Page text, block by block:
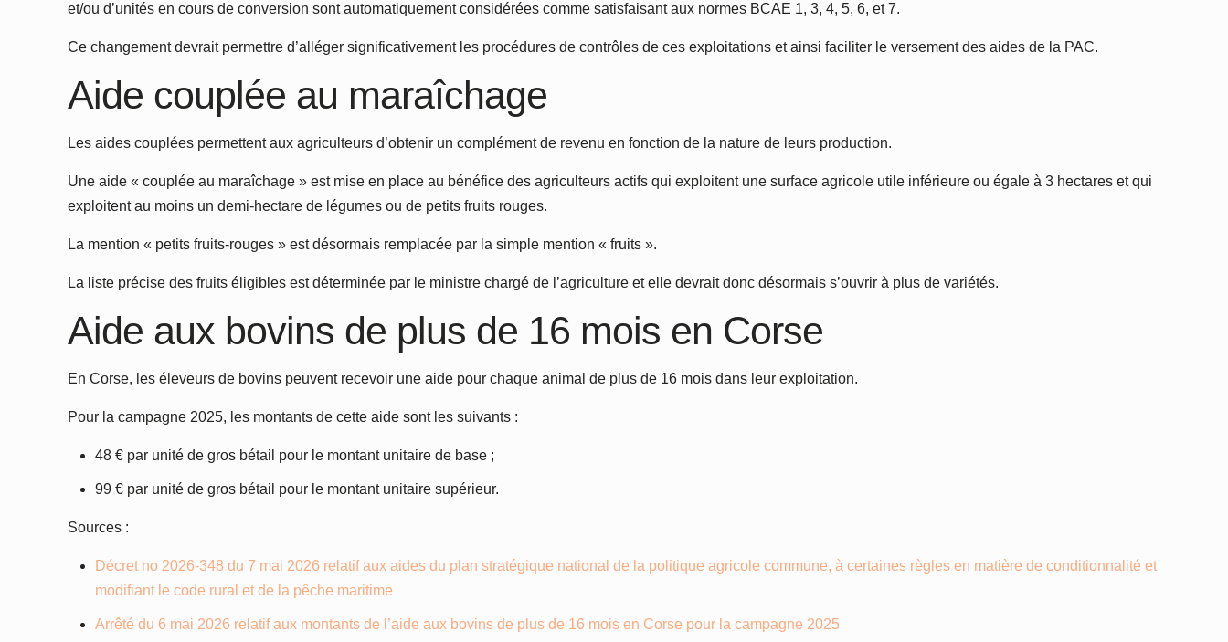
et/ou d’unités en cours de conversion sont automatiquement considérées comme satisfaisant aux normes BCAE 1, 3, 4, 5, 6, et 7.
Ce changement devrait permettre d’alléger significativement les procédures de contrôles de ces exploitations et ainsi faciliter le versement des aides de la PAC.
Aide couplée au maraîchage
Les aides couplées permettent aux agriculteurs d’obtenir un complément de revenu en fonction de la nature de leurs production.
Une aide « couplée au maraîchage » est mise en place au bénéfice des agriculteurs actifs qui exploitent une surface agricole utile inférieure ou égale à 3 hectares et qui
exploitent au moins un demi-hectare de légumes ou de petits fruits rouges.
La mention « petits fruits-rouges » est désormais remplacée par la simple mention « fruits ».
La liste précise des fruits éligibles est déterminée par le ministre chargé de l’agriculture et elle devrait donc désormais s’ouvrir à plus de variétés.
Aide aux bovins de plus de 16 mois en Corse
En Corse, les éleveurs de bovins peuvent recevoir une aide pour chaque animal de plus de 16 mois dans leur exploitation.
Pour la campagne 2025, les montants de cette aide sont les suivants :
48 € par unité de gros bétail pour le montant unitaire de base ;
99 € par unité de gros bétail pour le montant unitaire supérieur.
Sources :
Décret no 2026-348 du 7 mai 2026 relatif aux aides du plan stratégique national de la politique agricole commune, à certaines règles en matière de conditionnalité et
modifiant le code rural et de la pêche maritime
Arrêté du 6 mai 2026 relatif aux montants de l’aide aux bovins de plus de 16 mois en Corse pour la campagne 2025